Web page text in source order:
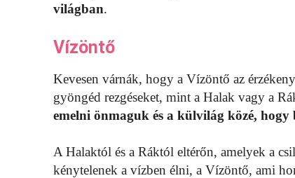
világban.
Vízöntő
Kevesen várnák, hogy a Vízöntő az
gyöngéd rezgéseket, mint a Halak vagy a
emelni önmaguk és a külvilág közé, hogy
A Halaktól és a Ráktól eltérőn, amelyek a
kénytelenek a vízben élni, a Vízöntő, ami